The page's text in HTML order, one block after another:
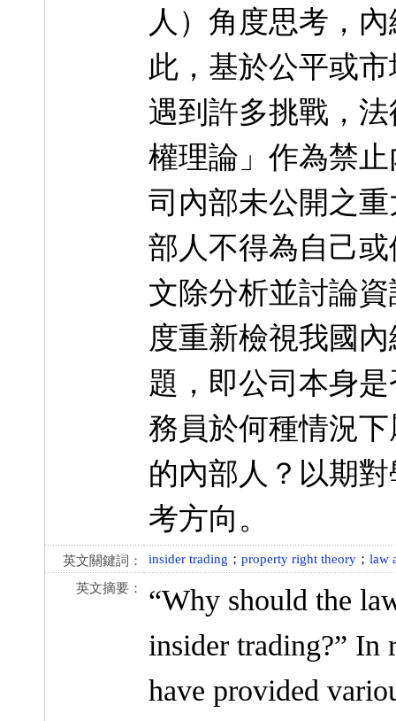
人）角度思考，
此，基於公平或
遇到許多挑戰，
權理論」作為禁
司內部未公開之
部人不得為自己
文除分析並討論
度重新檢視我國
題，即公司本身
務員於何種情況
的內部人？以期
考方向。
英文關鍵詞： insider trading ； property right theory ； law
英文摘要：
“Why should the
insider trading?” In
have provided